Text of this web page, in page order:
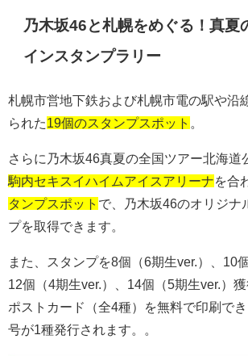
乃木坂46 と札幌をめぐる！真夏
インスタンプラリー
札幌市営地下鉄および札幌市電の駅や沿
られた19個のスタンプスポット 。
さらに乃木坂46真夏の全国ツアー北海道
駒内セキスイハイムアイスアリーナを合
タンプスポット で、乃木坂46のオリジナ
プを取得できます。
また、スタンプを8個（6期生ver.）、 10
12個（4期生ver.）、 14個（5期生ver.）
ポストカード（全4種）を無料で印刷で
号が1種発行されます。。